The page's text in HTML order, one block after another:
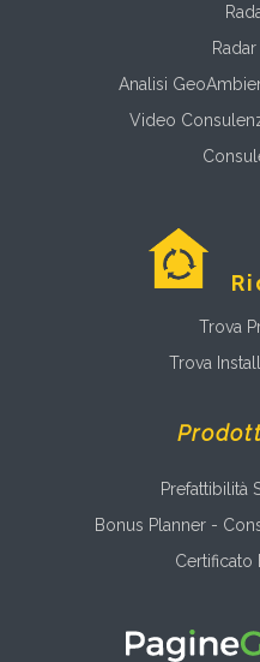
Analisi
Video
Trova
Trova
Prefattibilità
Bonus Planner -
Certificato